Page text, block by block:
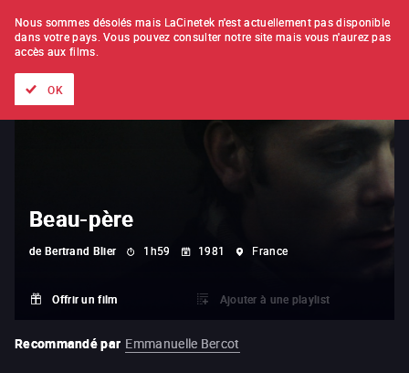
À L'UNITÉ ABONNEMENT
Beau-père
de Bertrand Blier 1h59 1981 France
Offrir un film Ajouter à une playlist
Recommandé par Emmanuelle Bercot
Nous sommes désolés mais LaCinetek n'est actuellement pas disponible
dans votre pays. Vous pouvez consulter notre site mais vous n'aurez pas
accès aux films.
OK